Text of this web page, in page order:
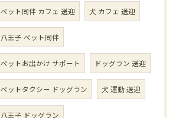
ペット同伴 カフェ 送迎 犬 カフェ 送迎
八王子 ペット同伴
ペットお出かけ サポート ドッグラン 送迎
ペットタクシー ドッグラン 犬 運動 送迎
八王子 ドッグラン